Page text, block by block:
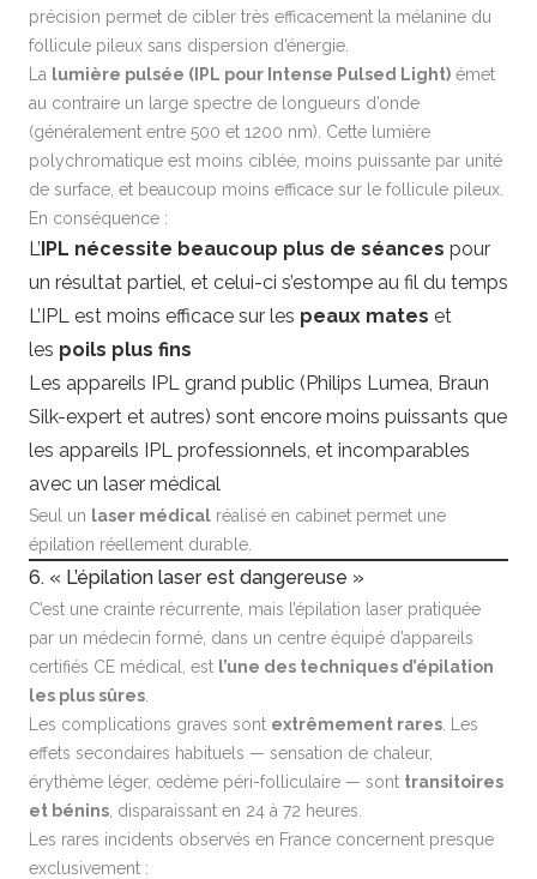
précision permet de cibler très efficacement la mélanine du
follicule pileux sans dispersion d’énergie.
La lumière pulsée (IPL pour Intense Pulsed Light) émet
au contraire un large spectre de longueurs d’onde
(généralement entre 500 et 1200 nm). Cette lumière
polychromatique est moins ciblée, moins puissante par unité
de surface, et beaucoup moins efficace sur le follicule pileux.
En conséquence :
L’IPL nécessite beaucoup plus de séances pour
un résultat partiel, et celui-ci s’estompe au fil du temps
L’IPL est moins efficace sur les peaux mates et
les poils plus fins
Les appareils IPL grand public (Philips Lumea, Braun
Silk-expert et autres) sont encore moins puissants que
les appareils IPL professionnels, et incomparables
avec un laser médical
Seul un laser médical réalisé en cabinet permet une
épilation réellement durable.
6. « L’épilation laser est dangereuse »
C’est une crainte récurrente, mais l’épilation laser pratiquée
par un médecin formé, dans un centre équipé d’appareils
certifiés CE médical, est l’une des techniques d’épilation
les plus sûres
Les complications graves sont extrêmement rares . Les
effets secondaires habituels — sensation de chaleur,
érythème léger, œdème péri-folliculaire — sont transitoires
et bénins , disparaissant en 24 à 72 heures.
Les rares incidents observés en France concernent presque
exclusivement :